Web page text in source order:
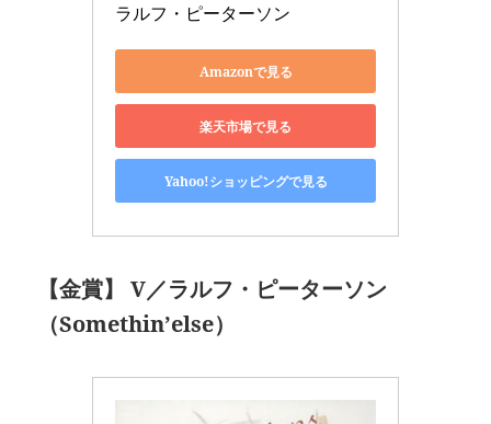
ラルフ・ピーターソン
Amazonで見る
楽天市場で見る
Yahoo!ショッピングで見る
【金賞】 V／ラルフ・ピーターソン
（Somethin’else）